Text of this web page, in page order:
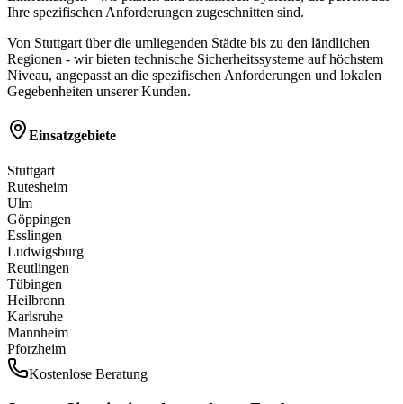
Ihre spezifischen Anforderungen zugeschnitten sind.
Von Stuttgart über die umliegenden Städte bis zu den ländlichen
Regionen - wir bieten technische Sicherheitssysteme auf höchstem
Niveau, angepasst an die spezifischen Anforderungen und lokalen
Gegebenheiten unserer Kunden.
Einsatzgebiete
Stuttgart
Rutesheim
Ulm
Göppingen
Esslingen
Ludwigsburg
Reutlingen
Tübingen
Heilbronn
Karlsruhe
Mannheim
Pforzheim
Kostenlose Beratung